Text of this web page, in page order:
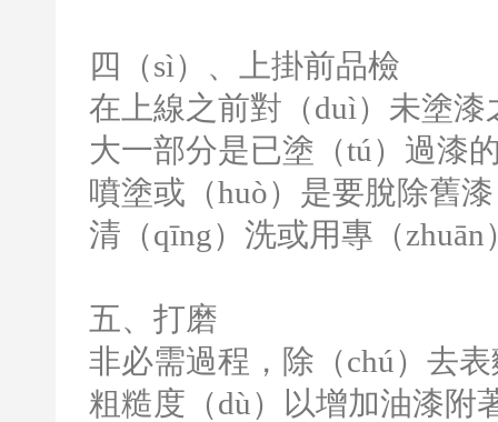
四（sì）、上掛前品檢
在上線之前對（duì）未塗
大一部分是已塗（tú）過漆
噴塗或（huò）是要脫除舊
清（qīng）洗或用專（
五、打磨
非必需過程，除（chú）去
粗糙度（dù）以增加油漆附